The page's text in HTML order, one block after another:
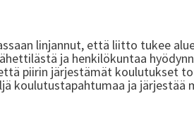
linjannut, että liitto tukee
ja henkilökuntaa
piirin järjestämät koulutukset
koulutustapahtumaa ja järjestää